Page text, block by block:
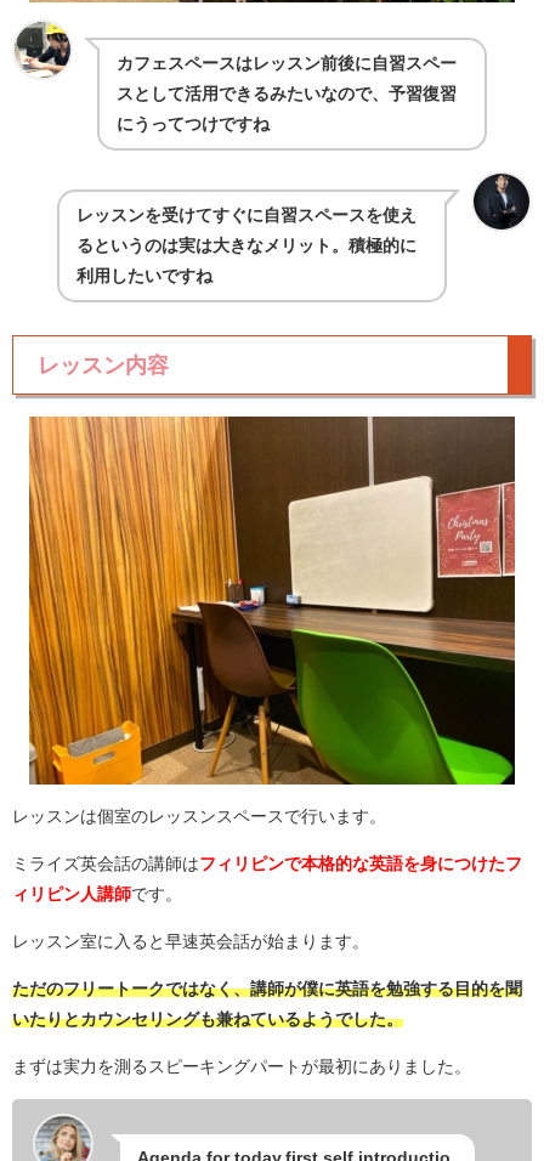
カフェスペースはレッスン前後に自習スペー
スとして活用できるみたいなので、予習復習
にうってつけですね
レッスンを受けてすぐに自習スペースを使え
るというのは実は大きなメリット。積極的に
利用したいですね
レッスン内容
レッスンは個室のレッスンスペースで行います。
ミライズ英会話の講師はフィリピンで本格的な英語を身につけたフ
ィリピン人講師です。
レッスン室に入ると早速英会話が始まります。
ただのフリートークではなく、講師が僕に英語を勉強する目的を聞
いたりとカウンセリングも兼ねているようでした。
まずは実力を測るスピーキングパートが最初にありました。
Agenda for today,first,self introductio